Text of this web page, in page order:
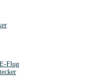
Flug